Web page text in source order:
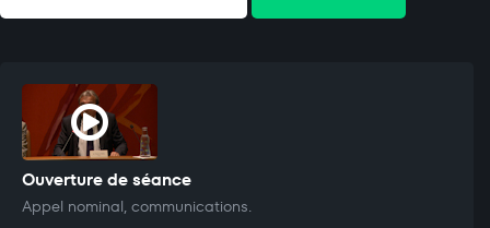
Ouverture de séance
Appel nominal, communications.